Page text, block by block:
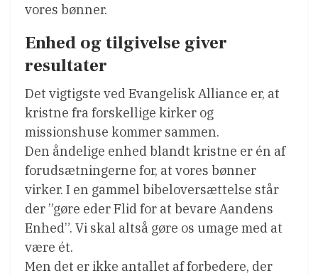
vores bønner.
Enhed og tilgivelse giver
resultater
Det vigtigste ved Evangelisk Alliance er, at
kristne fra forskellige kirker og
missionshuse kommer sammen.
Den åndelige enhed blandt kristne er én af
forudsætningerne for, at vores bønner
virker. I en gammel bibeloversættelse står
der ”gøre eder Flid for at bevare Aandens
Enhed”. Vi skal altså gøre os umage med at
være ét.
Men det er ikke antallet af forbedere, der